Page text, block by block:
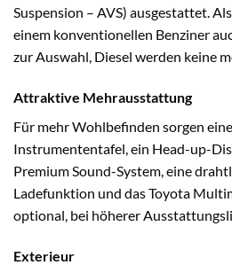
Suspension – AVS) ausgestattet.
einem konventionellen Benziner
zur Auswahl, Diesel werden keine
Attraktive Mehrausstattung
Für mehr Wohlbefinden sorgen
Instrumententafel, ein Head-up-
Premium Sound-System, eine
Ladefunktion und das Toyota
optional, bei höherer
Exterieur